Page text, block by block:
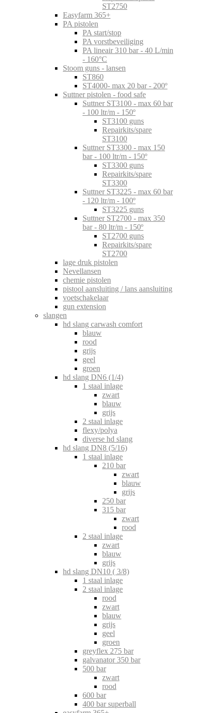
ST2750
Easyfarm 365+
PA pistolen
PA start/stop
PA vorstbeveiliging
PA lineair 310 bar - 40 L/min
- 160°C
Stoom guns - lansen
ST860
ST4000- max 20 bar - 200º
Suttner pistolen - food safe
Suttner ST3100 - max 60 bar
- 100 ltr/m - 150º
ST3100 guns
Repairkits/spare
ST3100
Suttner ST3300 - max 150
bar - 100 ltr/m - 150º
ST3300 guns
Repairkits/spare
ST3300
Suttner ST3225 - max 60 bar
- 120 ltr/m - 100º
ST3225 guns
Suttner ST2700 - max 350
bar - 80 ltr/m - 150º
ST2700 guns
Repairkits/spare
ST2700
lage druk pistolen
Nevellansen
chemie pistolen
pistool aansluiting / lans aansluiting
voetschakelaar
gun extension
slangen
hd slang carwash comfort
blauw
rood
grijs
geel
groen
hd slang DN6 (1/4)
1 staal inlage
zwart
blauw
grijs
2 staal inlage
flexy/polya
diverse hd slang
hd slang DN8 (5/16)
1 staal inlage
210 bar
zwart
blauw
grijs
250 bar
315 bar
zwart
rood
2 staal inlage
zwart
blauw
grijs
hd slang DN10 ( 3/8)
1 staal inlage
2 staal inlage
rood
zwart
blauw
grijs
geel
groen
greyflex 275 bar
galvanator 350 bar
500 bar
zwart
rood
600 bar
400 bar superball